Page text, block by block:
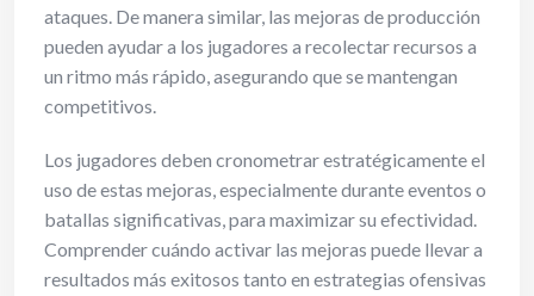
ataques. De manera similar, las mejoras de producción
pueden ayudar a los jugadores a recolectar recursos a
un ritmo más rápido, asegurando que se mantengan
competitivos.
Los jugadores deben cronometrar estratégicamente el
uso de estas mejoras, especialmente durante eventos o
batallas significativas, para maximizar su efectividad.
Comprender cuándo activar las mejoras puede llevar a
resultados más exitosos tanto en estrategias ofensivas